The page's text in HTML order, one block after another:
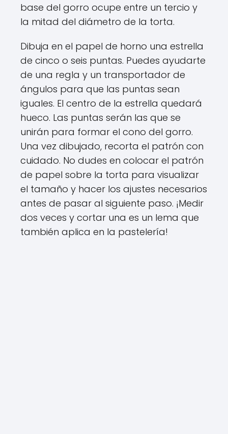
base del gorro ocupe entre un tercio y
la mitad del diámetro de la torta.
Dibuja en el papel de horno una estrella
de cinco o seis puntas. Puedes ayudarte
de una regla y un transportador de
ángulos para que las puntas sean
iguales. El centro de la estrella quedará
hueco. Las puntas serán las que se
unirán para formar el cono del gorro.
Una vez dibujado, recorta el patrón con
cuidado. No dudes en colocar el patrón
de papel sobre la torta para visualizar
el tamaño y hacer los ajustes necesarios
antes de pasar al siguiente paso. ¡Medir
dos veces y cortar una es un lema que
también aplica en la pastelería!